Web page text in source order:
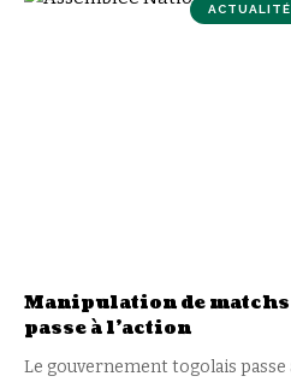
ACTUALITÉ
Manipulation de
passe à l’action
Le gouvernement togolais passe